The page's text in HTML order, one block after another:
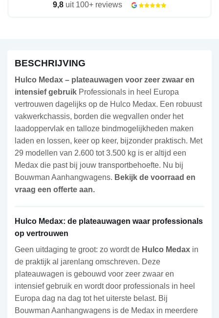
9,8 uit 100+ reviews
BESCHRIJVING
Hulco Medax – plateauwagen voor zeer zwaar en
intensief gebruik Professionals in heel Europa
vertrouwen dagelijks op de Hulco Medax. Een robuust
vakwerkchassis, borden die wegvallen onder het
laadoppervlak en talloze bindmogelijkheden maken
laden en lossen, keer op keer, bijzonder praktisch. Met
29 modellen van 2.600 tot 3.500 kg is er altijd een
Medax die past bij jouw transportbehoefte. Nu bij
Bouwman Aanhangwagens. Bekijk de voorraad en
vraag een offerte aan.
Hulco Medax: de plateauwagen waar professionals
op vertrouwen
Geen uitdaging te groot: zo wordt de Hulco Medax in
de praktijk al jarenlang omschreven. Deze
plateauwagen is gebouwd voor zeer zwaar en
intensief gebruik en wordt door professionals in heel
Europa dag na dag tot het uiterste belast. Bij
Bouwman Aanhangwagens is de Medax in meerdere